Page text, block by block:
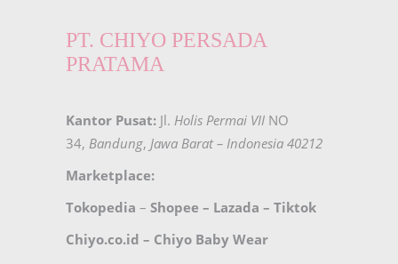
PT. CHIYO PERSADA
PRATAMA
Kantor Pusat: Jl. Holis Permai VII NO
34, Bandung, Jawa Barat – Indonesia 40212
Marketplace:
Tokopedia – Shopee – Lazada – Tiktok
Chiyo.co.id – Chiyo Baby Wear